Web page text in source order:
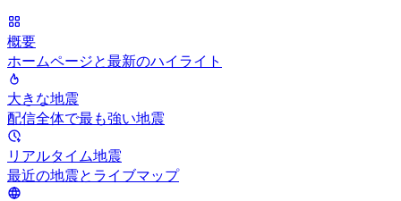
概要
ホームページと最新のハイライト
大きな地震
配信全体で最も強い地震
リアルタイム地震
最近の地震とライブマップ